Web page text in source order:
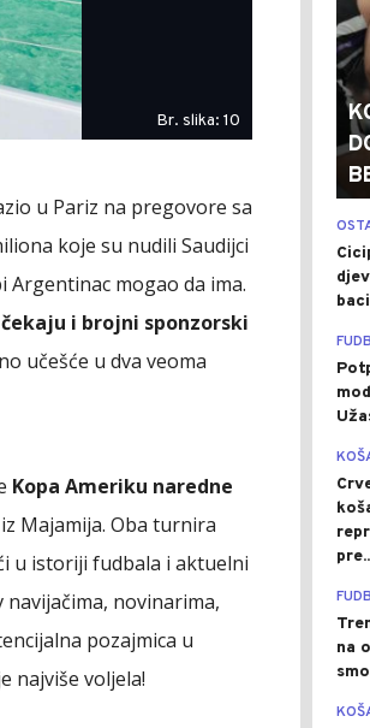
Br. slika: 10
u Pariz na pregovore sa
koje su nudili Saudijci
Argentinac mogao da ima.
čekaju i brojni sponzorski
učešće u dva veoma
Kopa Ameriku naredne
Majamija. Oba turnira
u istoriji fudbala i aktuelni
novinarima,
pozajmica u
najviše voljela!
na